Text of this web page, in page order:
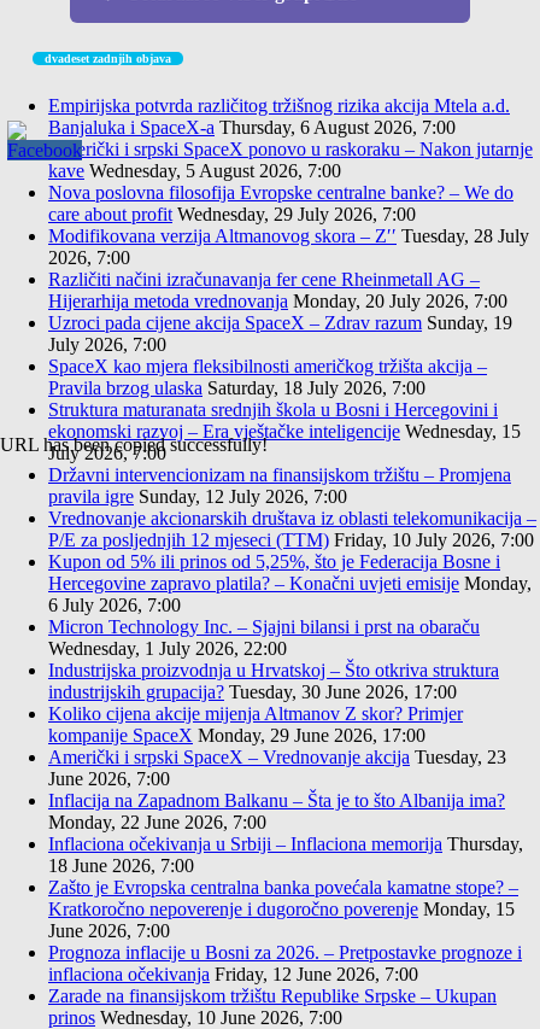
URL has been copied successfully!
dvadeset zadnjih objava
Empirijska potvrda različitog tržišnog rizika akcija Mtela a.d.
Banjaluka i SpaceX-a Thursday, 6 August 2026, 7:00
Američki i srpski SpaceX ponovo u raskoraku – Nakon jutarnje
kave Wednesday, 5 August 2026, 7:00
Nova poslovna filosofija Evropske centralne banke? – We do
care about profit Wednesday, 29 July 2026, 7:00
Modifikovana verzija Altmanovog skora – Z′′ Tuesday, 28 July
2026, 7:00
Različiti načini izračunavanja fer cene Rheinmetall AG –
Hijerarhija metoda vrednovanja Monday, 20 July 2026, 7:00
Uzroci pada cijene akcija SpaceX – Zdrav razum Sunday, 19
July 2026, 7:00
SpaceX kao mjera fleksibilnosti američkog tržišta akcija –
Pravila brzog ulaska Saturday, 18 July 2026, 7:00
Struktura maturanata srednjih škola u Bosni i Hercegovini i
ekonomski razvoj – Era vještačke inteligencije Wednesday, 15
July 2026, 7:00
Državni intervencionizam na finansijskom tržištu – Promjena
pravila igre Sunday, 12 July 2026, 7:00
Vrednovanje akcionarskih društava iz oblasti telekomunikacija –
P/E za posljednjih 12 mjeseci (TTM) Friday, 10 July 2026, 7:00
Kupon od 5% ili prinos od 5,25%, što je Federacija Bosne i
Hercegovine zapravo platila? – Konačni uvjeti emisije Monday,
6 July 2026, 7:00
Micron Technology Inc. – Sjajni bilansi i prst na obaraču
Wednesday, 1 July 2026, 22:00
Industrijska proizvodnja u Hrvatskoj – Što otkriva struktura
industrijskih grupacija? Tuesday, 30 June 2026, 17:00
Koliko cijena akcije mijenja Altmanov Z skor? Primjer
kompanije SpaceX Monday, 29 June 2026, 17:00
Američki i srpski SpaceX – Vrednovanje akcija Tuesday, 23
June 2026, 7:00
Inflacija na Zapadnom Balkanu – Šta je to što Albanija ima?
Monday, 22 June 2026, 7:00
Inflaciona očekivanja u Srbiji – Inflaciona memorija Thursday,
18 June 2026, 7:00
Zašto je Evropska centralna banka povećala kamatne stope? –
Kratkoročno nepoverenje i dugoročno poverenje Monday, 15
June 2026, 7:00
Prognoza inflacije u Bosni za 2026. – Pretpostavke prognoze i
inflaciona očekivanja Friday, 12 June 2026, 7:00
Zarade na finansijskom tržištu Republike Srpske – Ukupan
prinos Wednesday, 10 June 2026, 7:00